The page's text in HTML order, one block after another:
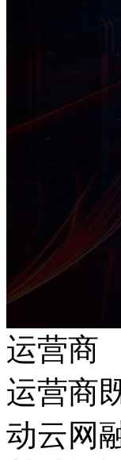
运营商
运营商
动云网